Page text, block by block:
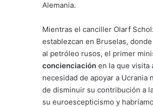
Alemania.
Mientras el canciller Olarf
establezcan en Bruselas,
al petróleo rusos, el primer
concienciación en la que visita
necesidad de apoyar a
de disminuir su contribución a
su euroescepticismo y